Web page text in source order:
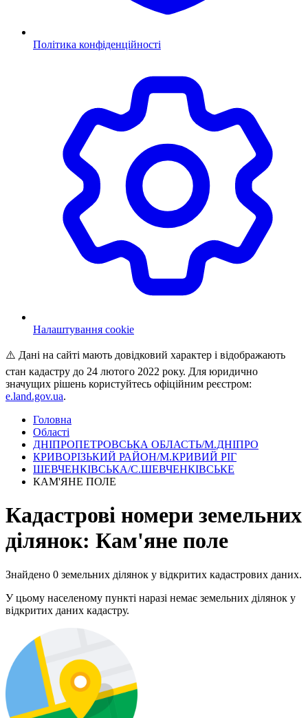
Політика конфіденційності
Налаштування cookie
⚠️ Дані на сайті мають довідковий характер і відображають
стан кадастру до 24 лютого 2022 року. Для юридично
значущих рішень користуйтесь офіційним реєстром:
e.land.gov.ua.
Головна
Області
ДНІПРОПЕТРОВСЬКА ОБЛАСТЬ/М.ДНІПРО
КРИВОРІЗЬКИЙ РАЙОН/М.КРИВИЙ РІГ
ШЕВЧЕНКІВСЬКА/С.ШЕВЧЕНКІВСЬКЕ
КАМ'ЯНЕ ПОЛЕ
Кадастрові номери земельних
ділянок: Кам'яне поле
Знайдено 0 земельних ділянок у відкритих кадастрових даних.
У цьому населеному пункті наразі немає земельних ділянок у
відкритих даних кадастру.